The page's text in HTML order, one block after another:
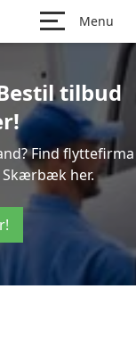
Menu
tilbud
Find flyttefirma
her.